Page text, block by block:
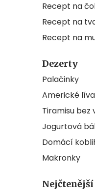
Recept na
Recept na
Recept na
Dezerty
Palačinky
Americké
Tiramisu bez
Jogurtová
Domácí
Makronky
Nejčtenější